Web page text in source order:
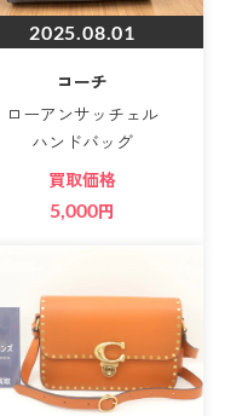
2025.08.01
コーチ
ローアンサッチェル
ハンドバッグ
買取価格
5,000円